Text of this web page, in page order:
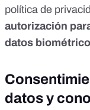
política de
autorización
datos
datos y